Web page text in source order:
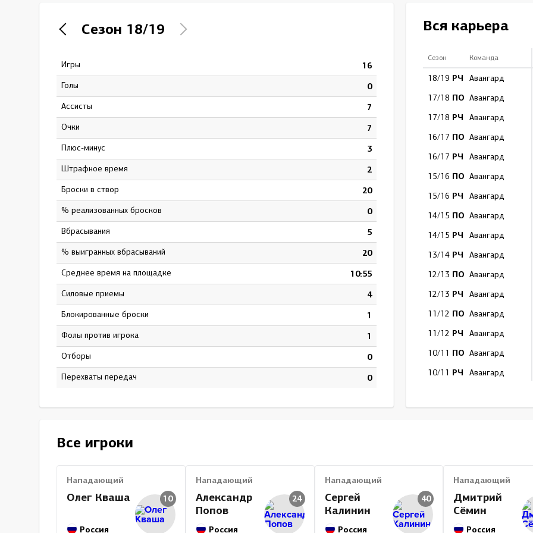
Северсталь
Сезон 18/19
Игры 16
Голы 0
Ассисты 7
Очки 7
Плюс-минус 3
штрафное время 2
Броски в створ 20
% реализованных бросков 0
Вбрасывания 5
% выигранных вбрасываний 20
Среднее время на площадке 10:55
Силовые приемы 4
Блокированные броски 1
Фолы против игрока 1
Отборы 0
Перехваты передач 0
Вся карьера
Сезон Команда
18/19 РЧ Авангард
17/18 ПО Авангард
17/18 РЧ Авангард
16/17 ПО Авангард
16/17 РЧ Авангард
15/16 ПО Авангард
15/16 РЧ Авангард
14/15 ПО Авангард
14/15 РЧ Авангард
13/14 РЧ Авангард
12/13 ПО Авангард
12/13 РЧ Авангард
11/12 ПО Авангард
11/12 РЧ Авангард
10/11 ПО Авангард
10/11 РЧ Авангард
РЧ
Все игроки
Нападающий
Олег Кваша
Россия
10
Нападающий
Александр
Попов
Россия
24
Нападающий
Сергей
Калинин
Россия
40
Нападающий
Дмитрий
Сёмин
Россия